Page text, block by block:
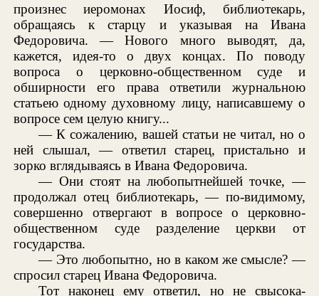
произнес иеромонах Иосиф, библиотекарь,
обращаясь к старцу и указывая на Ивана
Федоровича. — Нового много выводят, да,
кажется, идея-то о двух концах. По поводу
вопроса о церковно-общественном суде и
обширности его права ответили журнальною
статьею одному духовному лицу, написавшему о
вопросе сем целую книгу...
— К сожалению, вашей статьи не читал, но о
ней слышал, — ответил старец, пристально и
зорко вглядываясь в Ивана Федоровича.
— Они стоят на любопытнейшей точке, —
продолжал отец библиотекарь, — по-видимому,
совершенно отвергают в вопросе о церковно-
общественном суде разделение церкви от
государства.
— Это любопытно, но в каком же смысле? —
спросил старец Ивана Федоровича.
Тот наконец ему ответил, но не свысока-